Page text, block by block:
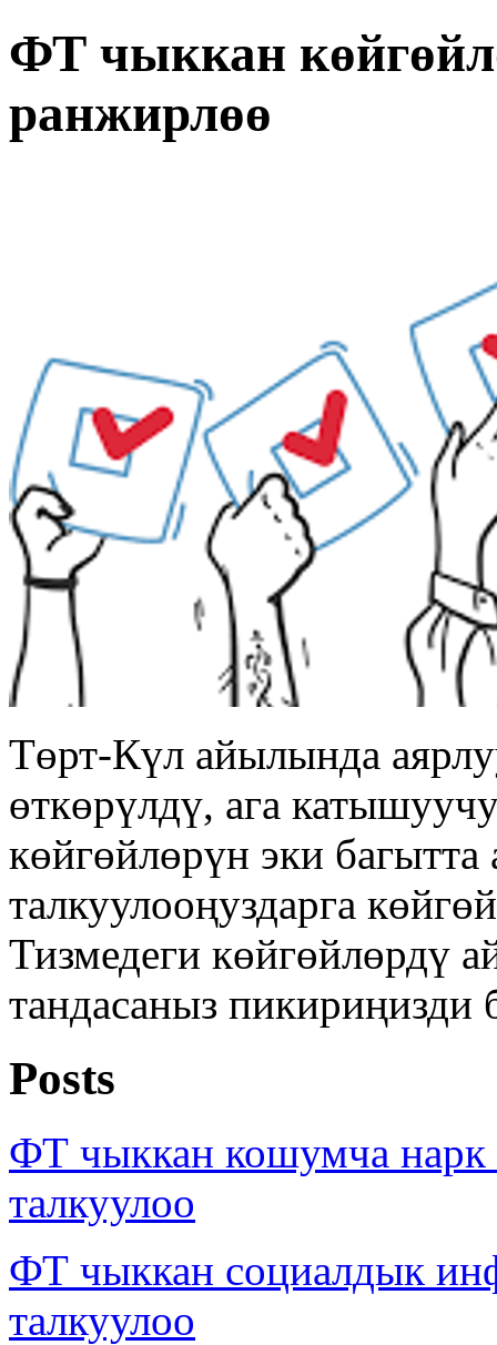
ФТ чыккан
ранжирлөө
Төрт-Күл айылында
өткөрүлдү, ага
көйгөйлөрүн эки
талкуулооңуздарга
Тизмедеги көйгөйлөрдү
тандасаныз пикириңизди
Posts
ФТ чыккан кошумча
талкуулоо
ФТ чыккан социалдык
талкуулоо